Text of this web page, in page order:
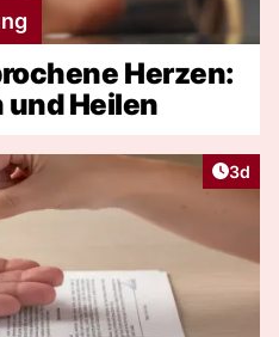
Herzen:
und Heilen
3d